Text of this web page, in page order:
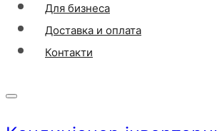
Для бизнеса
Доставка и оплата
Контакти